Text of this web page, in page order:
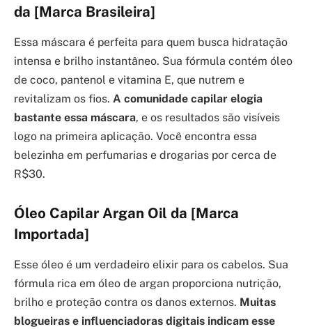
da [Marca Brasileira]
Essa máscara é perfeita para quem busca hidratação
intensa e brilho instantâneo. Sua fórmula contém óleo
de coco, pantenol e vitamina E, que nutrem e
revitalizam os fios. A comunidade capilar elogia
bastante essa máscara, e os resultados são visíveis
logo na primeira aplicação. Você encontra essa
belezinha em perfumarias e drogarias por cerca de
R$30.
Óleo Capilar Argan Oil da [Marca
Importada]
Esse óleo é um verdadeiro elixir para os cabelos. Sua
fórmula rica em óleo de argan proporciona nutrição,
brilho e proteção contra os danos externos. Muitas
blogueiras e influenciadoras digitais indicam esse